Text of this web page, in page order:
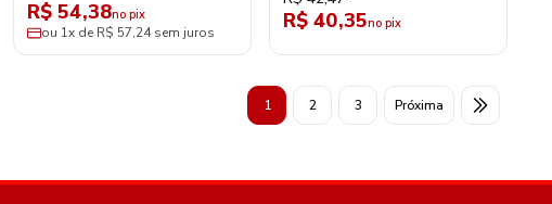
R$ 54,38no pix
ou 1x de R$ 57,24 sem juros R$ 40,35no pix
1 2 3 Próxima